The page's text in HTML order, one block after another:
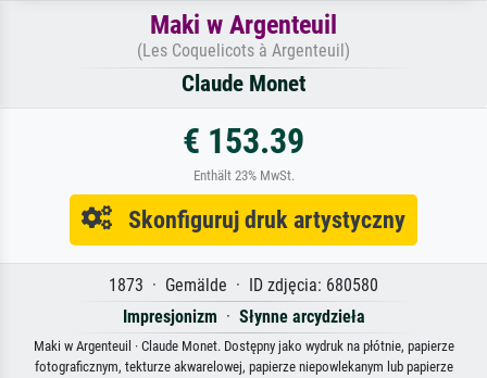
Maki w Argenteuil
(Les Coquelicots à Argenteuil)
Claude Monet
€ 153.39
Enthält 23% MwSt.
Skonfiguruj druk artystyczny
1873 · Gemälde · ID zdjęcia: 680580
Impresjonizm · Słynne arcydzieła
Maki w Argenteuil · Claude Monet. Dostępny jako wydruk na płótnie, papierze
fotograficznym, tekturze akwarelowej, papierze niepowlekanym lub papierze